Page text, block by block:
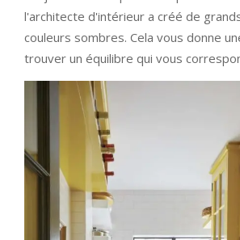
l'architecte d'intérieur a créé de
couleurs sombres. Cela vous donne
trouver un équilibre qui vous